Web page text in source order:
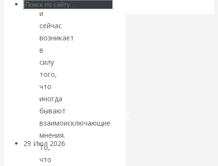
Искусственный
интеллект —
революционный
переход к
посткапитализму
29 Июл 2026
и
сейчас
возникает
в
силу
того,
что
иногда
бывают
взаимоисключающие
мнения.
То,
что